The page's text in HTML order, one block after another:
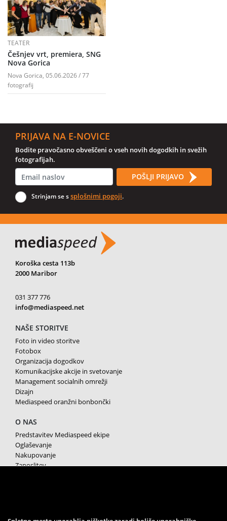
TEATER
Češnjev vrt, premiera, SNG
Nova Gorica
Nova Gorica, 05.06.2026 / 77
fotografij
PRIJAVA NA E-NOVICE
Bodite pravočasno obveščeni o vseh novih dogodkih in svežih
fotografijah.
POŠLJI PRIJAVO
Strinjam se ssplošnimi pogoji.
Koroška cesta 113b
2000 Maribor
031 377 776
info@mediaspeed.net
NAŠE STORITVE
Foto in video storitve
Fotobox
Organizacija dogodkov
Komunikacijske akcije in svetovanje
Management socialnih omrežji
Dizajn
Mediaspeed oranžni bonbončki
O NAS
Predstavitev Mediaspeed ekipe
Oglaševanje
Nakupovanje
Zaposlitev
SPREMLJAJTE NAS